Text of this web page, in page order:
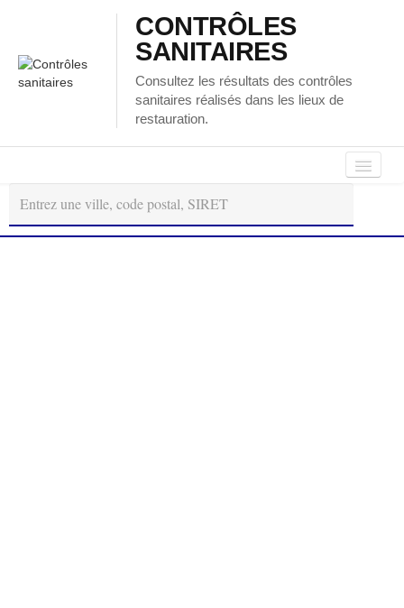
CONTRÔLES
SANITAIRES
Consultez les résultats des contrôles
sanitaires réalisés dans les lieux de
restauration.
Autour
de
moi
Régions